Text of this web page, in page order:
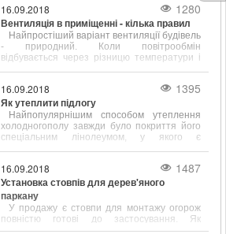
16.09.2018 1280
Вентиляція в приміщенні - кілька правил
Найпростіший варіант вентиляції будівель
- природний. Коли повітрообмін
відбувається через різницю температури і
16.09.2018 1395
Як утеплити підлогу
Найпопулярнішим способом утеплення
холодногополу завжди було покриття його
спеціальним лінолеумом, у якого є
16.09.2018 1487
Установка стовпів для дерев'яного
паркану
У продажу є стовпи для монтажу огорож
повністю готові до застосування. Як
правило, вони вже покриті спеціальними